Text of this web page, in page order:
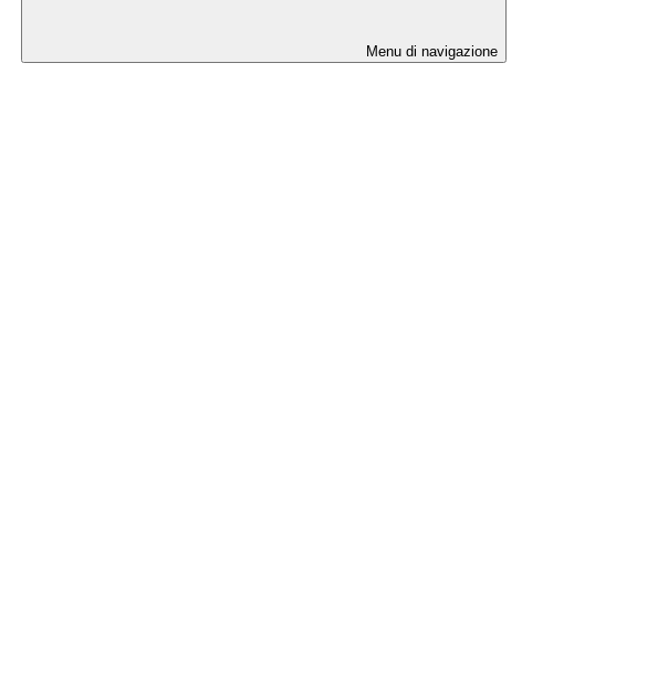
Menu di navigazione